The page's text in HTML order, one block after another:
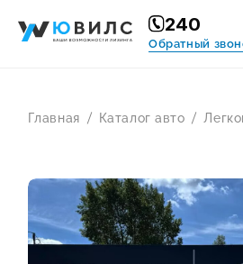
УСЛУГИ
КАТАЛОГ АВТО
240
Обратный
Главная Каталог авто